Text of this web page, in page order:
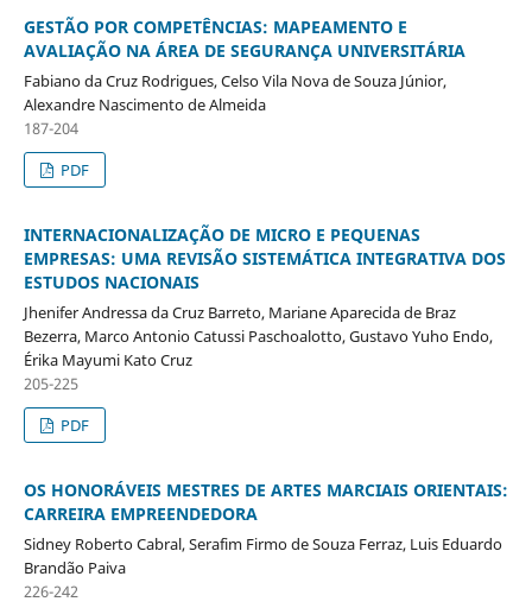
GESTÃO POR COMPETÊNCIAS: MAPEAMENTO E
AVALIAÇÃO NA ÁREA DE SEGURANÇA UNIVERSITÁRIA
Fabiano da Cruz Rodrigues, Celso Vila Nova de Souza Júnior,
Alexandre Nascimento de Almeida
187-204
PDF
INTERNACIONALIZAÇÃO DE MICRO E PEQUENAS
EMPRESAS: UMA REVISÃO SISTEMÁTICA INTEGRATIVA DOS
ESTUDOS NACIONAIS
Jhenifer Andressa da Cruz Barreto, Mariane Aparecida de Braz
Bezerra, Marco Antonio Catussi Paschoalotto, Gustavo Yuho Endo,
Érika Mayumi Kato Cruz
205-225
PDF
OS HONORÁVEIS MESTRES DE ARTES MARCIAIS ORIENTAIS:
CARREIRA EMPREENDEDORA
Sidney Roberto Cabral, Serafim Firmo de Souza Ferraz, Luis Eduardo
Brandão Paiva
226-242